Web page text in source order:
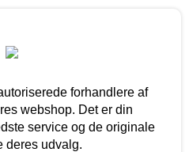
forhandlere af
webshop. Det er din
service og de originale
deres udvalg.